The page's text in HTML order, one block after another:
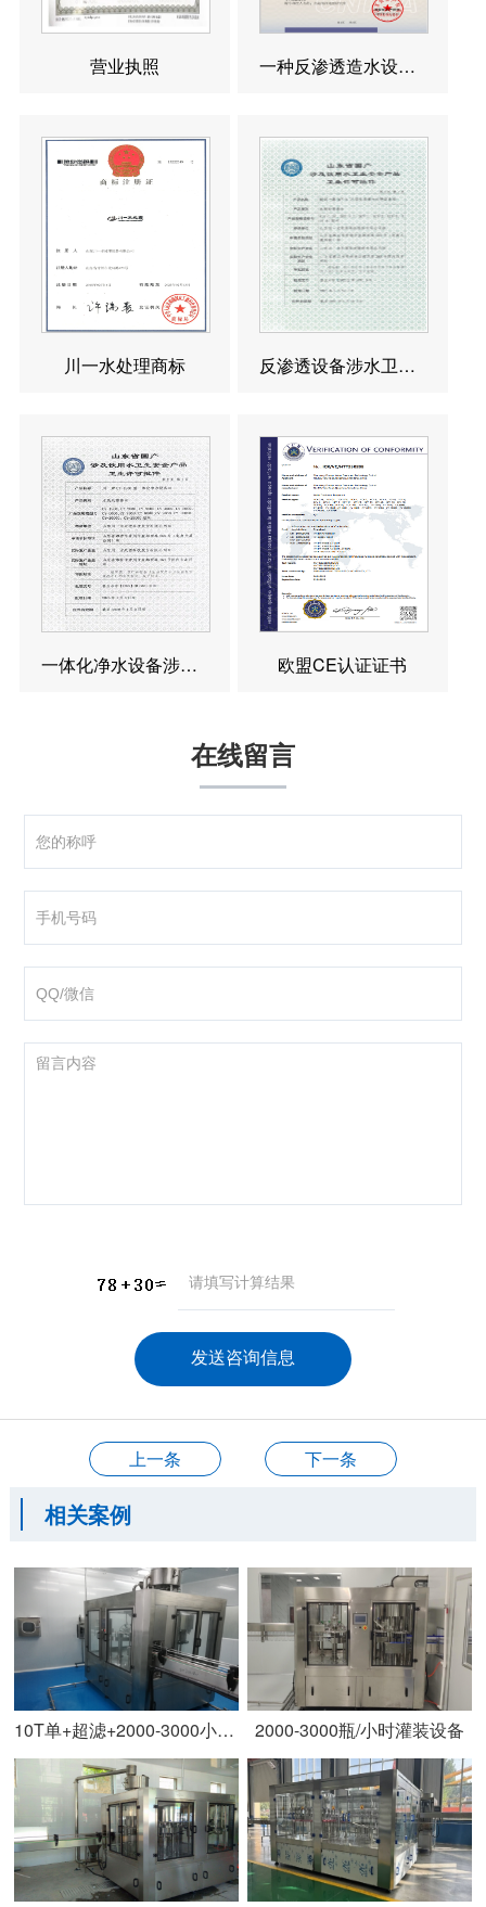
营业执照 一种反渗透造水设备发明专利
川一水处理商标 反渗透设备涉水卫生许可批件
一体化净水设备涉水卫生许可批件 欧盟CE认证证书
在线留言
上一条 下一条
相关案例
10T单+超滤+2000-3000小瓶水灌装线 2000-3000瓶/小时灌装设备